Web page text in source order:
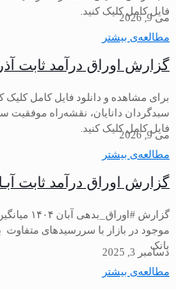
فایل کامل کلیک کنید.
مطالعه‌ی بیشتر
می 9, 2026
گزارش اوراق درآمد ثابت آذر 1404
سبدگردان دانایان، نقشه‌راه موفقیت
فایل کامل کلیک کنید.
مطالعه‌ی بیشتر
می 9, 2026
گزارش اوراق درآمد ثابت آبـان
گزارش
بانک
مطالعه‌ی بیشتر
دسامبر 3, 2025